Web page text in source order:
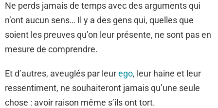
Ne perds jamais de temps avec des arguments qui
n’ont aucun sens… Il y a des gens qui, quelles que
soient les preuves qu’on leur présente, ne sont pas en
mesure de comprendre.
Et d’autres, aveuglés par leurego, leur haine et leur
ressentiment, ne souhaiteront jamais qu’une seule
chose : avoir raison même s’ils ont tort.